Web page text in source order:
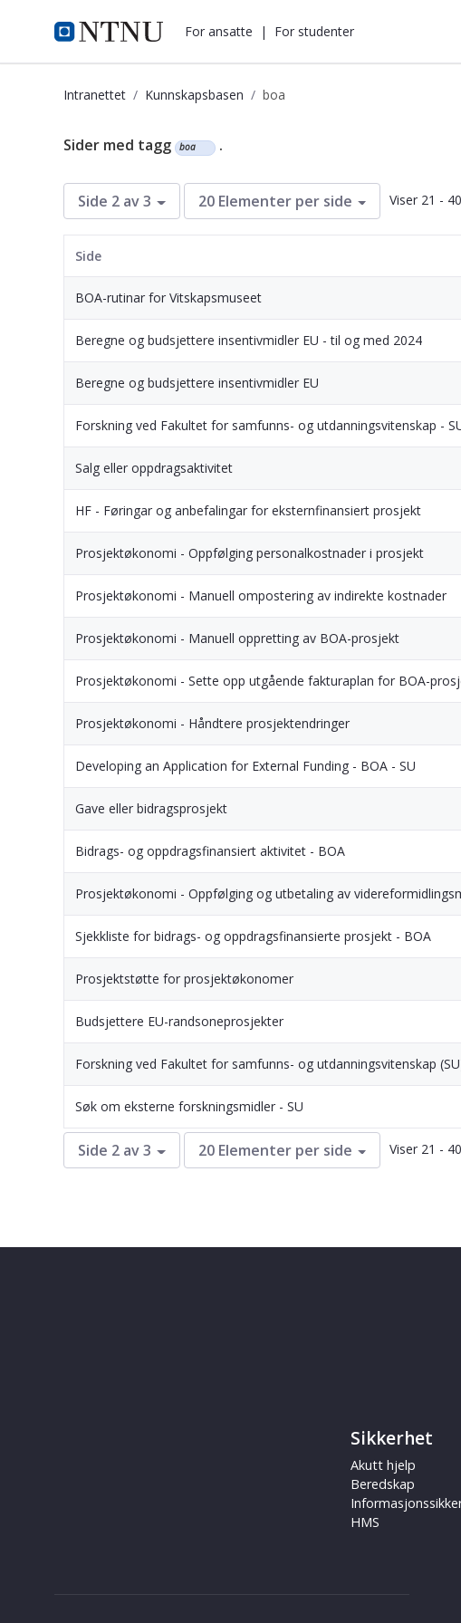
i.ntnu.no For ansatte | For studenter
Intranettet Kunnskapsbasen boa
Kunnskapsbasen
Sider med tagg boa .
Side 2 av 3 20 Elementer per side Viser 21 -
Side
BOA-rutinar for Vitskapsmuseet
Beregne og budsjettere insentivmidler EU - til og med 2024
Beregne og budsjettere insentivmidler EU
Forskning ved Fakultet for samfunns- og utdanningsvitenskap -
Salg eller oppdragsaktivitet
HF - Føringar og anbefalingar for eksternfinansiert prosjekt
Prosjektøkonomi - Oppfølging personalkostnader i prosjekt
Prosjektøkonomi - Manuell ompostering av indirekte kostnader
Prosjektøkonomi - Manuell oppretting av BOA-prosjekt
Prosjektøkonomi - Sette opp utgående fakturaplan for BOA-
Prosjektøkonomi - Håndtere prosjektendringer
Developing an Application for External Funding - BOA - SU
Gave eller bidragsprosjekt
Bidrags- og oppdragsfinansiert aktivitet - BOA
Prosjektøkonomi - Oppfølging og utbetaling av
Sjekkliste for bidrags- og oppdragsfinansierte prosjekt - BOA
Prosjektstøtte for prosjektøkonomer
Budsjettere EU-randsoneprosjekter
Forskning ved Fakultet for samfunns- og utdanningsvitenskap
Søk om eksterne forskningsmidler - SU
Side 2 av 3 20 Elementer per side Viser 21 -
Sikkerhet
Akutt hjelp
Beredskap
HMS